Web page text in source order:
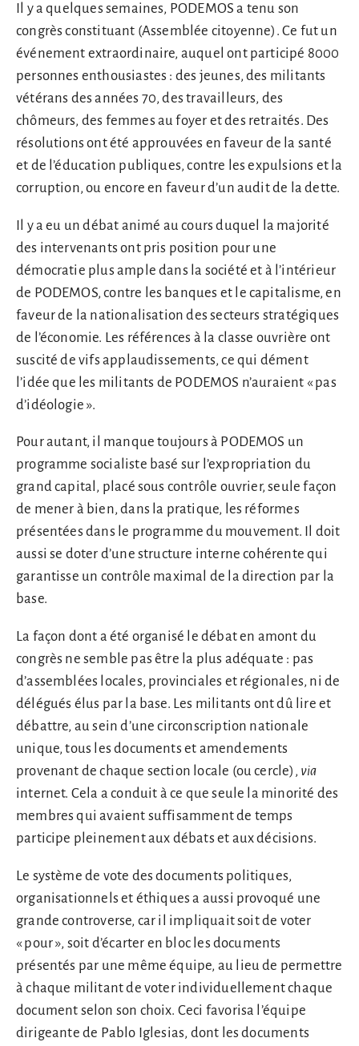
Il y a quelques semaines, PODEMOS a tenu son
congrès constituant (Assemblée citoyenne). Ce fut un
événement extraordinaire, auquel ont participé 8000
personnes enthousiastes : des jeunes, des militants
vétérans des années 70, des travailleurs, des
chômeurs, des femmes au foyer et des retraités. Des
résolutions ont été approuvées en faveur de la santé
et de l’éducation publiques, contre les expulsions et la
corruption, ou encore en faveur d’un audit de la dette.
Il y a eu un débat animé au cours duquel la majorité
des intervenants ont pris position pour une
démocratie plus ample dans la société et à l’intérieur
de PODEMOS, contre les banques et le capitalisme, en
faveur de la nationalisation des secteurs stratégiques
de l’économie. Les références à la classe ouvrière ont
suscité de vifs applaudissements, ce qui dément
l’idée que les militants de PODEMOS n’auraient « pas
d’idéologie ».
Pour autant, il manque toujours à PODEMOS un
programme socialiste basé sur l’expropriation du
grand capital, placé sous contrôle ouvrier, seule façon
de mener à bien, dans la pratique, les réformes
présentées dans le programme du mouvement. Il doit
aussi se doter d’une structure interne cohérente qui
garantisse un contrôle maximal de la direction par la
base.
La façon dont a été organisé le débat en amont du
congrès ne semble pas être la plus adéquate : pas
d’assemblées locales, provinciales et régionales, ni de
délégués élus par la base. Les militants ont dû lire et
débattre, au sein d’une circonscription nationale
unique, tous les documents et amendements
provenant de chaque section locale (ou cercle), via
internet. Cela a conduit à ce que seule la minorité des
membres qui avaient suffisamment de temps
participe pleinement aux débats et aux décisions.
Le système de vote des documents politiques,
organisationnels et éthiques a aussi provoqué une
grande controverse, car il impliquait soit de voter
« pour », soit d’écarter en bloc les documents
présentés par une même équipe, au lieu de permettre
à chaque militant de voter individuellement chaque
document selon son choix. Ceci favorisa l’équipe
dirigeante de Pablo Iglesias, dont les documents